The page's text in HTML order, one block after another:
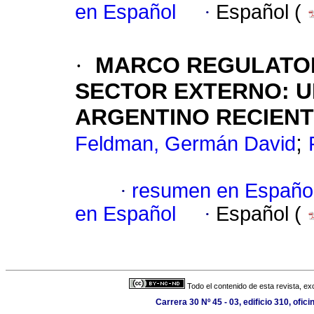
en Español
· Español (
·
MARCO
SECTOR EXTERNO:
ARGENTINO
Feldman, Germán David ;
· resumen en
en Español
· Español (
Todo el contenido de esta revista,
Carrera 30 Nº 45 - 03, edificio 310,